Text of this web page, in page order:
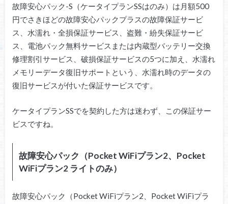
故障安心パック-S（ケータイプランSSはのみ）は月額500
円でさきほどの故障安心パックプラスの故障保証サービ
ス、水濡れ・全損保証サービス、盗難・紛失保証サービ
ス、電池パック無料サービスまたは内蔵型バッテリー交換
修理割引サービス、破損保証サービスの5つに加え、水濡れ
メモリーデータ復旧サポートという、水濡れ時のデータの
復旧サービスが付いた保証サービスです。
ケータイプランSSでを契約した方は迷わず、この保証サー
ビスですね。
故障安心パック（Pocket WiFiプラン2、Pocket
WiFiプラン2 ライトのみ）
故障安心パック（Pocket WiFiプラン2、Pocket WiFiプラ